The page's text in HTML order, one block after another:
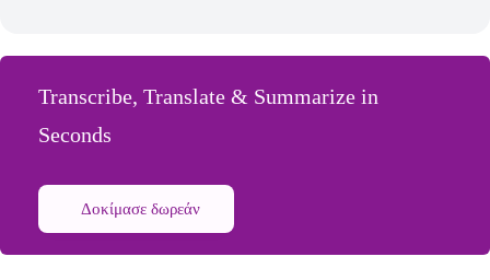
Transcribe, Translate & Summarize in
Seconds
Δοκίμασε δωρεάν